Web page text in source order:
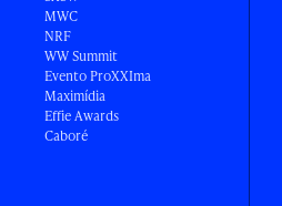
MWC
NRF
WW Summit
Evento ProXXIma
Maximídia
Effie Awards
Caboré